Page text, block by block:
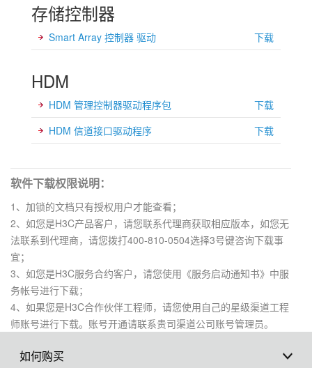
存储控制器
Smart Array 控制器 驱动 下载
HDM
HDM 管理控制器驱动程序包
下载
HDM 信道接口驱动程序
下载
软件下载权限说明：
1、加锁的文档只有授权用户才能查看；
2、如您是H3C产品客户，请您联系代理商获取相应版本，如您无
法联系到代理商，请您拨打400-810-0504选择3号键咨询下载事
宜；
3、如您是H3C服务合约客户，请您使用《服务启动通知书》中服
务帐号进行下载；
4、如果您是H3C合作伙伴工程师，请您使用自己的星级渠道工程
师账号进行下载。账号开通请联系贵司渠道公司账号管理员。
如何购买